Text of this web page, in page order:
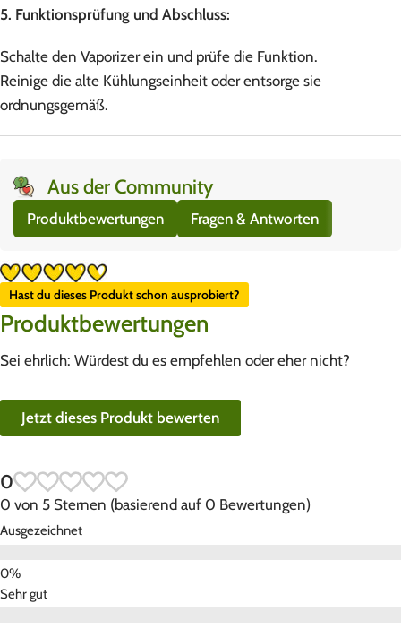
5. Funktionsprüfung und Abschluss:
Schalte den Vaporizer ein und prüfe die Funktion.
Reinige die alte Kühlungseinheit oder entsorge sie
ordnungsgemäß.
Aus der Community
Produktbewertungen Fragen & Antworten
Hast du dieses Produkt schon ausprobiert?
Produktbewertungen
Sei ehrlich: Würdest du es empfehlen oder eher nicht?
Jetzt dieses Produkt bewerten
0
0 von 5 Sternen (basierend auf 0 Bewertungen)
Ausgezeichnet
Sehr gut